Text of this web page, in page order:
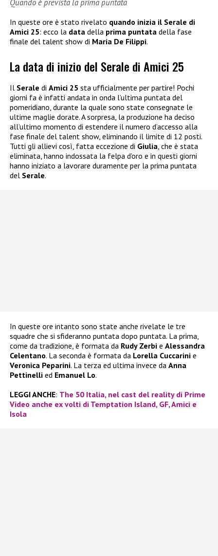
Quando è prevista la prima puntata
In queste ore è stato rivelato quando inizia il Serale di
Amici 25: ecco la data della prima puntata della fase
finale del talent show di Maria De Filippi.
La data di inizio del Serale di Amici 25
Il Serale di Amici 25 sta ufficialmente per partire! Pochi
giorni fa è infatti andata in onda l’ultima puntata del
pomeridiano, durante la quale sono state consegnate le
ultime maglie dorate. A sorpresa, la produzione ha deciso
all’ultimo momento di estendere il numero d’accesso alla
fase finale del talent show, eliminando il limite di 12 posti.
Tutti gli allievi così, fatta eccezione di Giulia , che è stata
eliminata, hanno indossata la felpa d’oro e in questi giorni
hanno iniziato a lavorare duramente per la prima puntata
del Serale.
In queste ore intanto sono state anche rivelate le tre
squadre che si sfideranno puntata dopo puntata. La prima,
come da tradizione, è formata da Rudy Zerbi e Alessandra
Celentano. La seconda è formata da Lorella Cuccarini e
Veronica Peparini. La terza ed ultima invece da Anna
Pettinelli ed Emanuel Lo.
LEGGI ANCHE: The 50 Italia, nel cast del reality di Prime
Video anche ex volti di Temptation Island, GF, Amici e
Isola